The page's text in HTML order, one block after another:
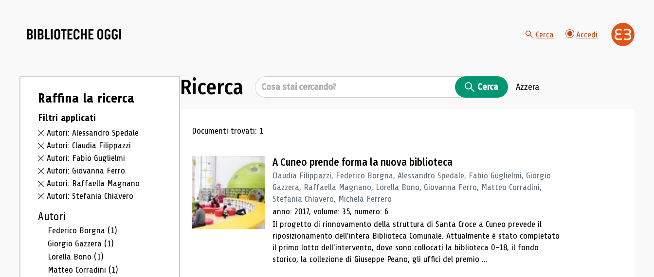
Cerca Accedi
Raffina la ricerca
Filtri applicati
Autori: Alessandro Spedale
Autori: Claudia Filippazzi
Autori: Fabio Guglielmi
Autori: Giovanna Ferro
Autori: Raffaella Magnano
Autori: Stefania Chiavero
Autori
Federico Borgna (1)
Giorgio Gazzera (1)
Lorella Bono (1)
Matteo Corradini (1)
Ricerca Cerca Cerca Azzera
Risultati di ricerca
Documenti trovati: 1
A Cuneo prende forma la nuova biblioteca
Claudia Filippazzi, Federico Borgna, Alessandro Spedale, Fabio Guglielmi, Giorgio
Gazzera, Raffaella Magnano, Lorella Bono, Giovanna Ferro, Matteo Corradini,
Stefania Chiavero, Michela Ferrero
anno: 2017, volume: 35, numero: 6
Il progetto di rinnovamento della struttura di Santa Croce a Cuneo prevede il
riposizionamento dell'intera Biblioteca Comunale. Attualmente è stato completato
il primo lotto dell'intervento, dove sono collocati la biblioteca 0-18, il fondo
storico, la collezione di Giuseppe Peano, gli uffici del premio ...